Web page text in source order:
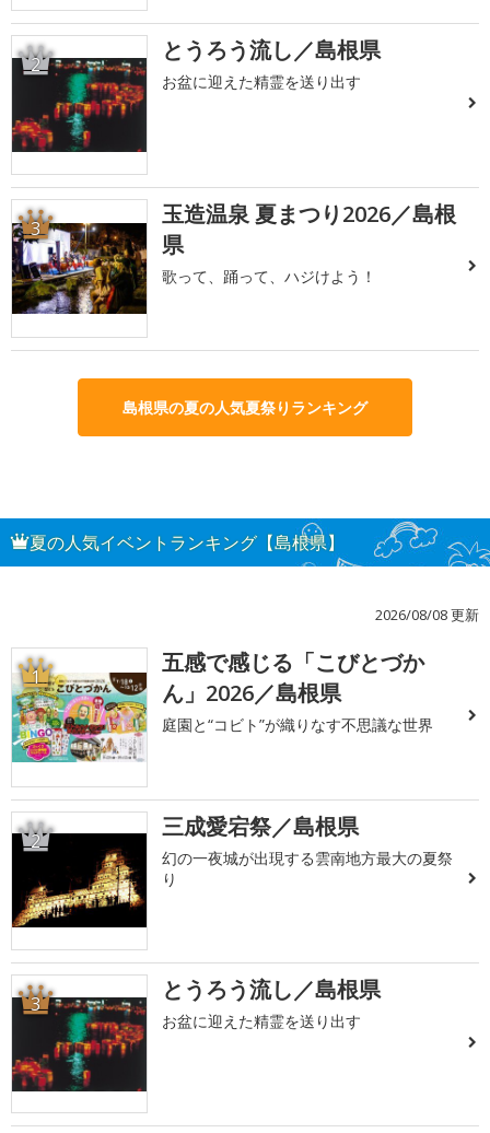
2 とうろう流し／島根県
お盆に迎えた精霊を送り出す
3
玉造温泉 夏まつり2026／島根
県
歌って、踊って、ハジけよう！
島根県の夏の人気夏祭りランキング
夏の人気イベントランキング【島根県】
2026/08/08 更新
1
五感で感じる「こびとづか
ん」2026／島根県
庭園と“コビト”が織りなす不思議な世界
2 三成愛宕祭／島根県
幻の一夜城が出現する雲南地方最大の夏祭
り
3 とうろう流し／島根県
お盆に迎えた精霊を送り出す